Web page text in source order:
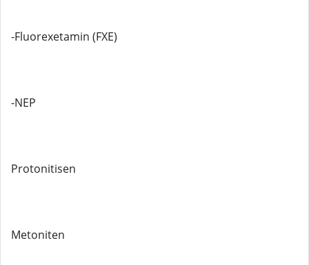
-Fluorexetamin (FXE)
-NEP
Protonitisen
Metoniten